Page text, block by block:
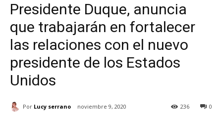
Presidente Duque, anuncia
que trabajarán en fortalecer
las relaciones con el nuevo
presidente de los Estados
Unidos
Por Lucy serrano noviembre 9, 2020 0
236